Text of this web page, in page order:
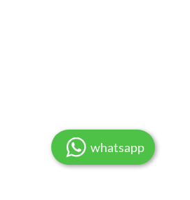
whatsapp